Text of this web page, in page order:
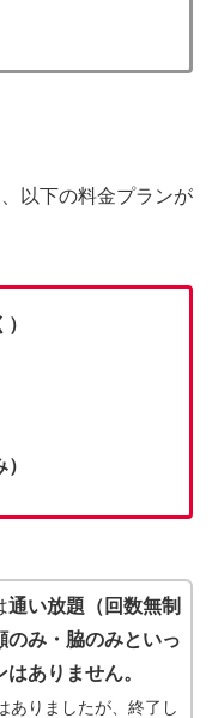
以下の料金プランが
通い放題（回数無制
のみ・脇のみといっ
ありません。
ありましたが、終了し